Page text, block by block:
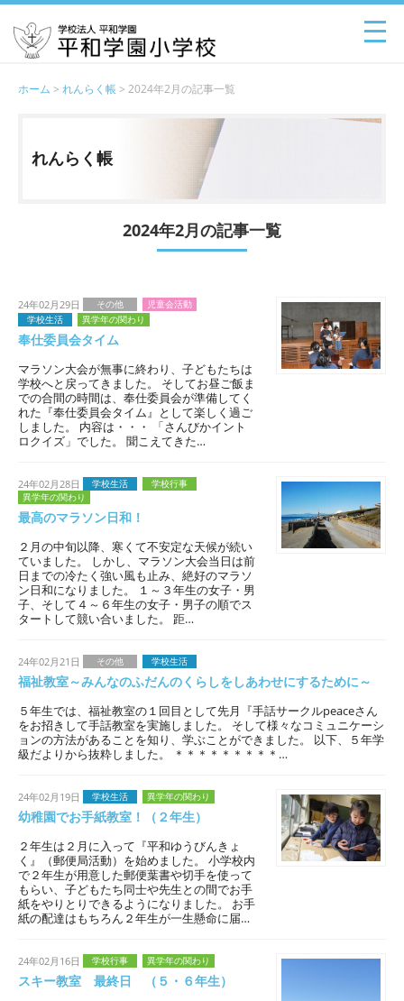
ホーム > れんらく帳> 2024年2月の記事一覧
れんらく帳
2024年2月の記事一覧
24年02月29日 その他
児童会活動
学校生活
異学年の関わり
奉仕委員会タイム
マラソン大会が無事に終わり、子どもたちは
学校へと戻ってきました。 そしてお昼ご飯ま
での合間の時間は、奉仕委員会が準備してく
れた『奉仕委員会タイム』として楽しく過ご
しました。 内容は・・・ 「さんびかイント
ロクイズ」でした。 聞こえてきた…
24年02月28日 学校生活
学校行事
異学年の関わり
最高のマラソン日和！
２月の中旬以降、寒くて不安定な天候が続い
ていました。 しかし、マラソン大会当日は前
日までの冷たく強い風も止み、絶好のマラソ
ン日和になりました。 １～３年生の女子・男
子、そして４～６年生の女子・男子の順でス
タートして競い合いました。 距…
24年02月21日 その他 学校生活
福祉教室～みんなのふだんのくらしをしあわせにするために～
５年生では、福祉教室の１回目として先月『手話サークルpeaceさん
をお招きして手話教室を実施しました。 そして様々なコミュニケーシ
ョンの方法があることを知り、学ぶことができました。 以下、５年学
級だよりから抜粋しました。 ＊＊＊＊＊＊＊＊＊…
24年02月19日 学校生活 異学年の関わり
幼稚園でお手紙教室！（２年生）
２年生は２月に入って『平和ゆうびんきょ
く』（郵便局活動）を始めました。 小学校内
で２年生が用意した郵便葉書や切手を使って
もらい、子どもたち同士や先生との間でお手
紙をやりとりできるようになりました。 お手
紙の配達はもちろん２年生が一生懸命に届…
24年02月16日 学校行事 異学年の関わり
スキー教室 最終日 （５・６年生）